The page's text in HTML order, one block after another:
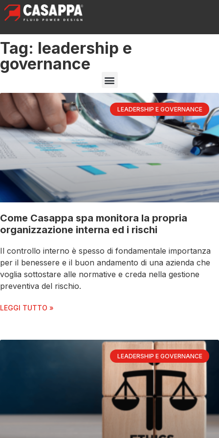
Tag: leadership e
governance
LEADERSHIP E GOVERNANCE
Come Casappa spa monitora la propria
organizzazione interna ed i rischi
Il controllo interno è spesso di fondamentale importanza
per il benessere e il buon andamento di una azienda che
voglia sottostare alle normative e creda nella gestione
preventiva del rischio.
LEGGI TUTTO »
LEADERSHIP E GOVERNANCE